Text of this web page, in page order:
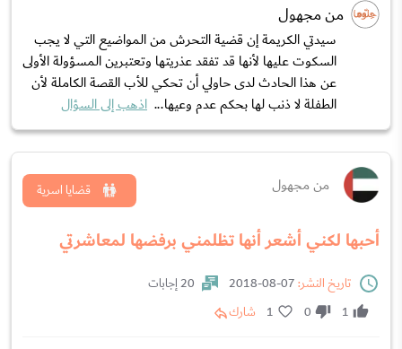
من مجهول
سيدتي الكريمة إن قضية التحرش من المواضيع التي لا يجب
السكوت عليها لأنها قد تفقد عذريتها وتعتبرين المسؤولة الأولى
عن هذا الحادث لدى حاولي أن تحكي للأب القصة الكاملة لأن
الطفلة لا ذنب لها بحكم عدم وعيها... اذهب إلى السؤال
من مجهول
أحبها لكني أشعر أنها تظلمني برفضها لمعاشرتي
قضايا اسرية
تاريخ النشر:
20 إجابات
1
0
1 شارك